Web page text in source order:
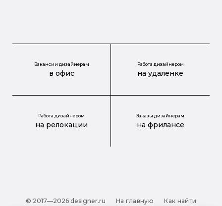
Вакансии дизайнерам
в офис
Работа дизайнером
на удаленке
Работа дизайнером
на релокации
Заказы дизайнерам
на фрилансе
© 2017—2026 designer.ru На главную Как найти